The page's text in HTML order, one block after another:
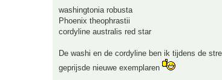
washingtonia robusta
Phoenix theophrastii
cordyline australis red star
De washi en de cordyline ben ik tijdens de
geprijsde nieuwe exemplaren